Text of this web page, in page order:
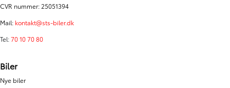
CVR nummer: 25051394
Mail: kontakt@sts-biler.dk
Tel:70 10 70 80
Biler
Nye biler